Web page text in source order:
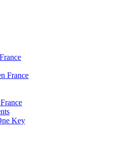
France
Key